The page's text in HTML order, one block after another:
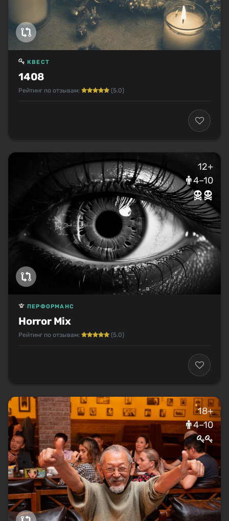
1408
КВЕСТ
Рейтинг по отзывам: (5.0)
12+
4–10
Horror Mix
ПЕРФОРМАНС
Рейтинг по отзывам: (5.0)
18+
4–10